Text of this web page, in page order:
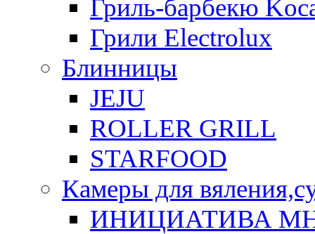
Гриль-барбекю
Грили Electrolux
Блинницы
JEJU
ROLLER GRILL
STARFOOD
Камеры для
ИНИЦИАТИВА